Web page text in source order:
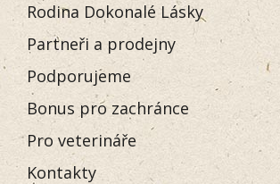
Rodina Dokonalé Lásky
Partneři a prodejny
Podporujeme
Bonus pro zachránce
Pro veterináře
Kontakty